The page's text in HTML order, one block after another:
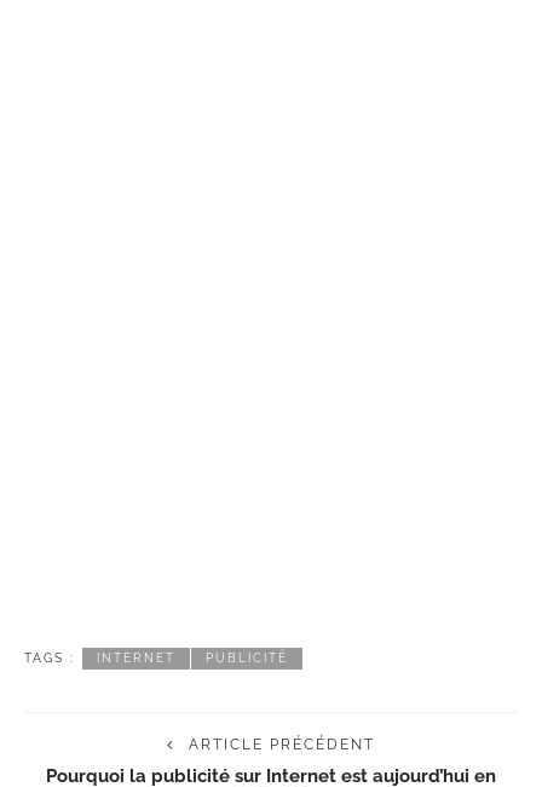
TAGS : INTERNET PUBLICITÉ
ARTICLE PRÉCÉDENT
Pourquoi la publicité sur Internet est aujourd’hui en